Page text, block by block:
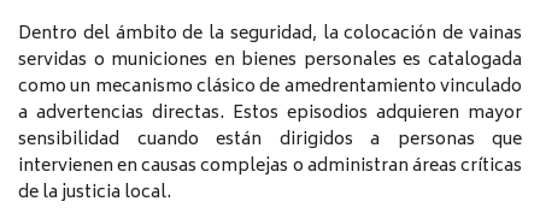
Dentro del ámbito de la seguridad, la colocación de vainas
servidas o municiones en bienes personales es catalogada
como un mecanismo clásico de amedrentamiento vinculado
a advertencias directas. Estos episodios adquieren mayor
sensibilidad cuando están dirigidos a personas que
intervienen en causas complejas o administran áreas críticas
de la justicia local.